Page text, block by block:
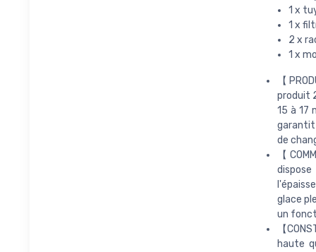
1 x
1 x
2 x
1 x
【
produit
15 à 17
garantit
de
【
glace
un
【
haute